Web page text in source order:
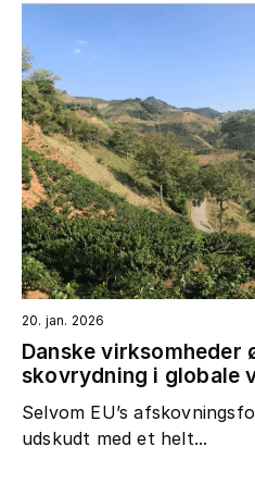
20. jan. 2026
Danske virksomheder
skovrydning i
Selvom EU’s
udskudt med et helt...